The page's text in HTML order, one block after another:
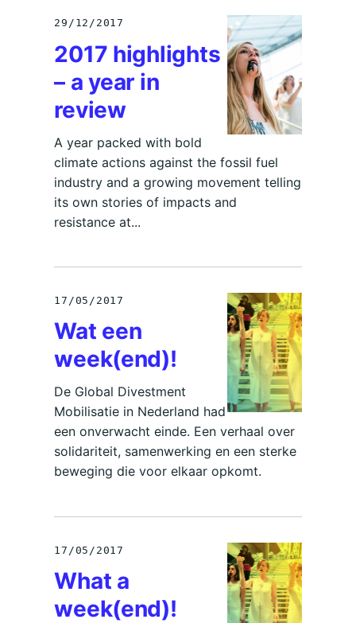
29/12/2017
2017 highlights
– a year in
review
A year packed with bold
climate actions against the fossil fuel
industry and a growing movement telling
its own stories of impacts and
resistance at...
17/05/2017
Wat een
week(end)!
De Global Divestment
Mobilisatie in Nederland had
een onverwacht einde. Een verhaal over
solidariteit, samenwerking en een sterke
beweging die voor elkaar opkomt.
17/05/2017
What a
week(end)!